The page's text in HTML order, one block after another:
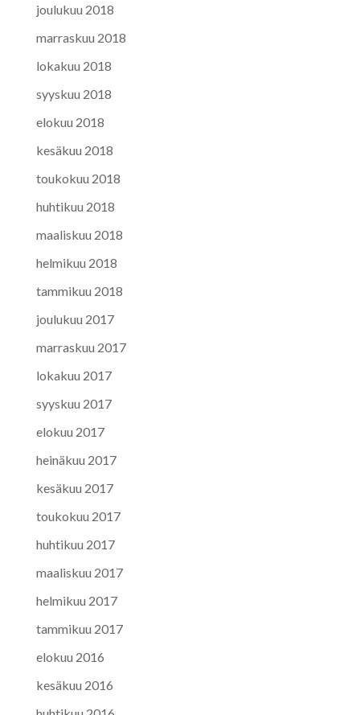
joulukuu 2018
marraskuu 2018
lokakuu 2018
syyskuu 2018
elokuu 2018
kesäkuu 2018
toukokuu 2018
huhtikuu 2018
maaliskuu 2018
helmikuu 2018
tammikuu 2018
joulukuu 2017
marraskuu 2017
lokakuu 2017
syyskuu 2017
elokuu 2017
heinäkuu 2017
kesäkuu 2017
toukokuu 2017
huhtikuu 2017
maaliskuu 2017
helmikuu 2017
tammikuu 2017
elokuu 2016
kesäkuu 2016